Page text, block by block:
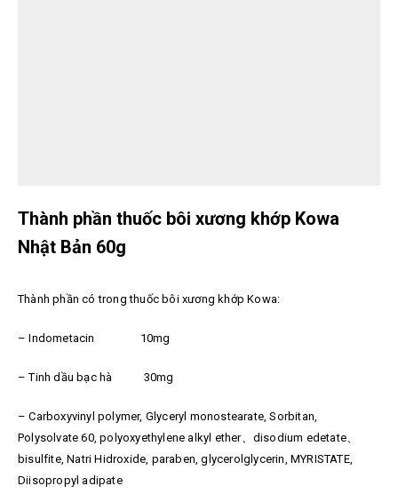
Thành phần thuốc bôi xương khớp Kowa
Nhật Bản 60g
Thành phần có trong thuốc bôi xương khớp Kowa:
– Indometacin 10mg
– Tinh dầu bạc hà 30mg
– Carboxyvinyl polymer, Glyceryl monostearate, Sorbitan,
Polysolvate 60, polyoxyethylene alkyl ether、disodium edetate、
bisulfite, Natri Hidroxide, paraben, glycerolglycerin, MYRISTATE,
Diisopropyl adipate